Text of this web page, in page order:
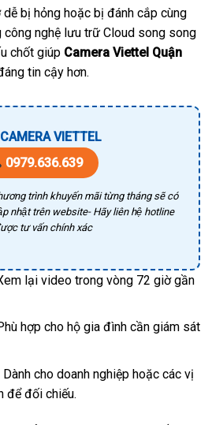
bị hỏng hoặc bị đánh cắp cùng
nghệ lưu trữ Cloud song song
chốt giúp Camera Viettel Quận
tin cậy hơn.
VIETTEL
0979.636.639
trình khuyến mãi từng tháng sẽ có
nhật trên website- Hãy liên hệ hotline
tư vấn chính xác
lại video trong vòng 72 giờ gần
hợp cho hộ gia đình cần giám sát
Dành cho doanh nghiệp hoặc các vị
để đối chiếu.